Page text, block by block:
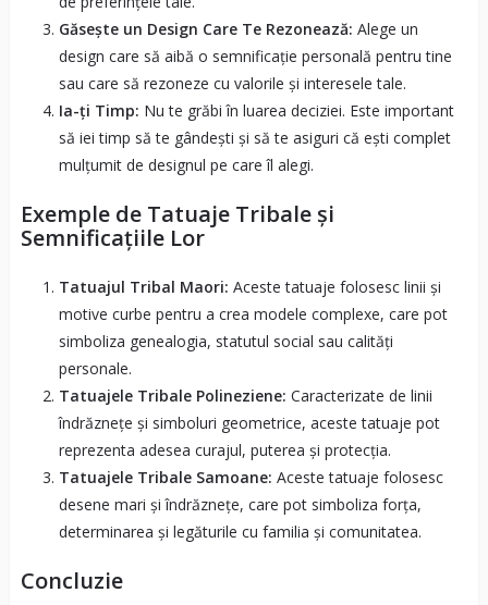
Găsește un Design Care Te Rezonează: Alege un
design care să aibă o semnificație personală pentru tine
sau care să rezoneze cu valorile și interesele tale.
Ia-ți Timp: Nu te grăbi în luarea deciziei. Este important
să iei timp să te gândești și să te asiguri că ești complet
mulțumit de designul pe care îl alegi.
Exemple de Tatuaje Tribale și
Semnificațiile Lor
Tatuajul Tribal Maori: Aceste tatuaje folosesc linii și
motive curbe pentru a crea modele complexe, care pot
simboliza genealogia, statutul social sau calități
personale.
Tatuajele Tribale Polineziene: Caracterizate de linii
îndrăznețe și simboluri geometrice, aceste tatuaje pot
reprezenta adesea curajul, puterea și protecția.
Tatuajele Tribale Samoane: Aceste tatuaje folosesc
desene mari și îndrăznețe, care pot simboliza forța,
determinarea și legăturile cu familia și comunitatea.
Concluzie